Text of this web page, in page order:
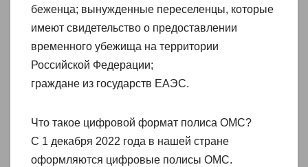
беженца; вынужденные переселенцы, которые
имеют свидетельство о предоставлении
временного убежища на территории
Российской Федерации;
граждане из государств ЕАЭС.
Что такое цифровой формат полиса ОМС?
С 1 декабря 2022 года в нашей стране
оформляются цифровые полисы ОМС.